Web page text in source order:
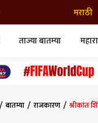
मराठी
ताज्या बातम्या
बातम्या राजकारण श्रीकांत